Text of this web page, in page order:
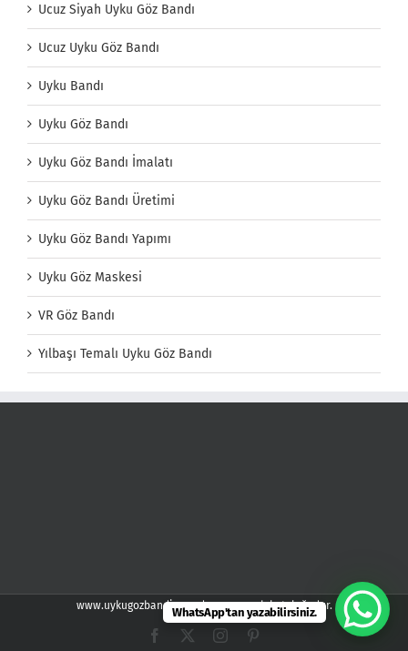
Ucuz Siyah Uyku Göz Bandı
Ucuz Uyku Göz Bandı
Uyku Bandı
Uyku Göz Bandı
Uyku Göz Bandı İmalatı
Uyku Göz Bandı Üretimi
Uyku Göz Bandı Yapımı
Uyku Göz Maskesi
VR Göz Bandı
Yılbaşı Temalı Uyku Göz Bandı
www.uykugozbandi.com demspor web kataloğudur.
Facebook Instagram
WhatsApp'tan yazabilirsiniz.